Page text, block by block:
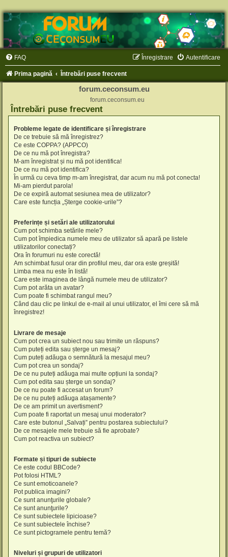
FAQ Autentificare
Înregistrare
Prima pagină Întrebări puse frecvent
forum.ceconsum.eu
forum.ceconsum.eu
Întrebări puse frecvent
Probleme legate de identificare și înregistrare
De ce trebuie să mă înregistrez?
Ce este COPPA? (APPCO)
De ce nu mă pot înregistra?
M-am înregistrat și nu mă pot identifica!
De ce nu mă pot identifica?
În urmă cu ceva timp m-am înregistrat, dar acum nu mă pot conecta!
Mi-am pierdut parola!
De ce expiră automat sesiunea mea de utilizator?
Care este funcția „Șterge cookie-urile”?
Preferințe și setări ale utilizatorului
Cum pot schimba setările mele?
Cum pot împiedica numele meu de utilizator să apară pe listele
utilizatorilor conectați?
Ora în forumuri nu este corectă!
Am schimbat fusul orar din profilul meu, dar ora este greșită!
Limba mea nu este în listă!
Care este imaginea de lângă numele meu de utilizator?
Cum pot arăta un avatar?
Cum poate fi schimbat rangul meu?
Când dau clic pe linkul de e-mail al unui utilizator, el îmi cere să mă
înregistrez!
Livrare de mesaje
Cum pot crea un subiect nou sau trimite un răspuns?
Cum puteți edita sau șterge un mesaj?
Cum puteți adăuga o semnătură la mesajul meu?
Cum pot crea un sondaj?
De ce nu puteți adăuga mai multe opțiuni la sondaj?
Cum pot edita sau șterge un sondaj?
De ce nu poate fi accesat un forum?
De ce nu puteți adăuga atașamente?
De ce am primit un avertisment?
Cum poate fi raportat un mesaj unui moderator?
Care este butonul „Salvați” pentru postarea subiectului?
De ce mesajele mele trebuie să fie aprobate?
Cum pot reactiva un subiect?
Formate și tipuri de subiecte
Ce este codul BBCode?
Pot folosi HTML?
Ce sunt emoticoanele?
Pot publica imagini?
Ce sunt anunţurile globale?
Ce sunt anunţurile?
Ce sunt subiectele lipicioase?
Ce sunt subiectele închise?
Ce sunt pictogramele pentru temă?
Niveluri și grupuri de utilizatori